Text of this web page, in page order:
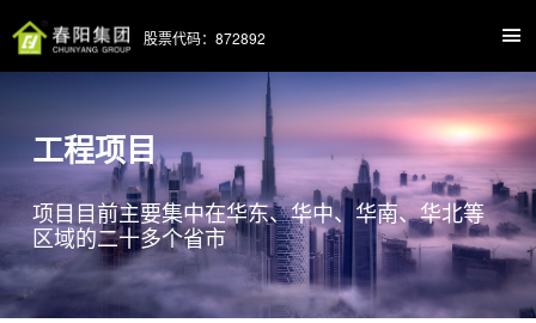
股票代码：872892
工程项目
项目目前主要集中在华东、华中、华南、华北等
区域的二十多个省市